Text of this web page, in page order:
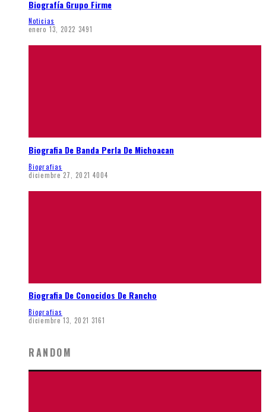
Biografía Grupo Firme
Noticias
enero 13, 2022 3491
Biografia De Banda Perla De Michoacan
Biografias
diciembre 27, 2021 4004
Biografia De Conocidos De Rancho
Biografias
diciembre 13, 2021 3161
RANDOM